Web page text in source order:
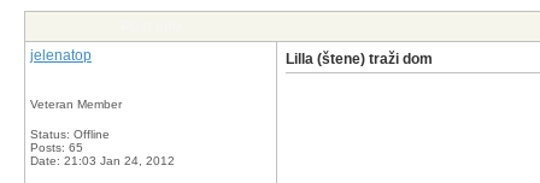
jelenatop
Veteran Member
Status: Offline
Posts: 65
Date: 21:03 Jan 24, 2012
Lilla (štene) traži dom